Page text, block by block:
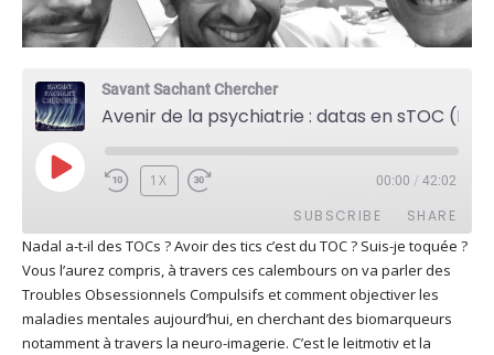
Savant Sachant Chercher
PLAY
EPISODE
1X 00:00 / 42:02
SUBSCRIBE SHARE
Apple Podcasts Deezer
Google Play PocketCasts
Podcast Addict RSS
SHARE
LINK
Nadal a-t-il des TOCs ? Avoir des tics c’est du TOC ? Suis-je toquée ?
Vous l’aurez compris, à travers ces calembours on va parler des
Troubles Obsessionnels Compulsifs et comment objectiver les
maladies mentales aujourd’hui, en cherchant des biomarqueurs
notamment à travers la neuro-imagerie. C’est le leitmotiv et la